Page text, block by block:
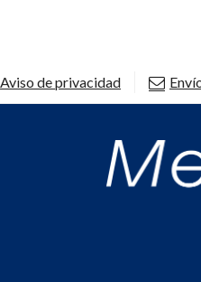
Aviso de privacidad